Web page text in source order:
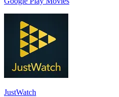
JustWatch